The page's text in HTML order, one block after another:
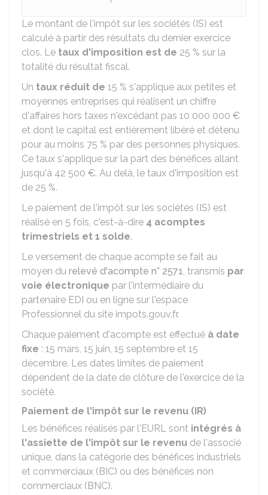
Le montant de l'impôt sur les sociétés (IS) est
calculé à partir des résultats du dernier exercice
clos. Le taux d'imposition est de 25 % sur la
totalité du résultat fiscal.
Un taux réduit de 15 % s'applique aux petites et
moyennes entreprises qui réalisent un chiffre
d'affaires hors taxes n'excédant pas 10 000 000 €
et dont le capital est entièrement libéré et détenu
pour au moins 75 % par des personnes physiques.
Ce taux s'applique sur la part des bénéfices allant
jusqu'à 42 500 €. Au delà, le taux d'imposition est
de 25 %.
Le paiement de l'impôt sur les sociétés (IS) est
réalisé en 5 fois, c'est-à-dire 4 acomptes
trimestriels et 1 solde.
Le versement de chaque acompte se fait au
moyen du relevé d'acompte n° 2571, transmis par
voie électronique par l'intermédiaire du
partenaire EDI ou en ligne sur l'espace
Professionnel du site impots.gouv.fr.
Chaque paiement d'acompte est effectué à date
fixe : 15 mars, 15 juin, 15 septembre et 15
décembre. Les dates limites de paiement
dépendent de la date de clôture de l'exercice de la
société.
Paiement de l'impôt sur le revenu (IR)
Les bénéfices réalisés par l'EURL sont intégrés à
l'assiette de l'impôt sur le revenu de l'associé
unique, dans la catégorie des bénéfices industriels
et commerciaux (BIC) ou des bénéfices non
commerciaux (BNC).